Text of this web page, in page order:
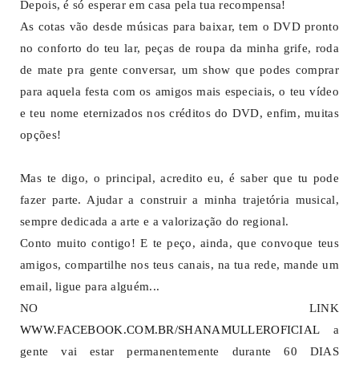
Depois, é só esperar em casa pela tua recompensa!
As cotas vão desde músicas para baixar, tem o DVD pronto
no conforto do teu lar, peças de roupa da minha grife, roda
de mate pra gente conversar, um show que podes comprar
para aquela festa com os amigos mais especiais, o teu vídeo
e teu nome eternizados nos créditos do DVD, enfim, muitas
opções!
Mas te digo, o principal, acredito eu, é saber que tu pode
fazer parte. Ajudar a construir a minha trajetória musical,
sempre dedicada a arte e a valorização do regional.
Conto muito contigo! E te peço, ainda, que convoque teus
amigos, compartilhe nos teus canais, na tua rede, mande um
email, ligue para alguém...
NO LINK
WWW.FACEBOOK.COM.BR/SHANAMULLEROFICIAL a
gente vai estar permanentemente durante 60 DIAS